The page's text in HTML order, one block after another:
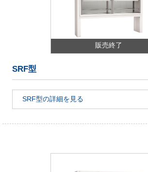
販売終了
SRF型
SRF型の詳細を見る